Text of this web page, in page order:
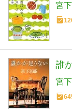
宮
誰
宮